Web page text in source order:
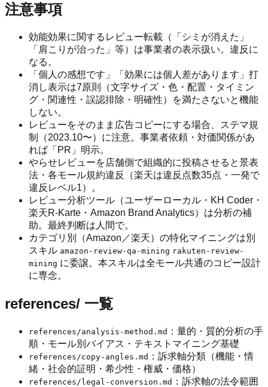
注意事項
効能効果に関するレビュー転載（「シミが消えた」
「肩こりが治った」等）は事業者の表示扱い。違反に
なる。
「個人の感想です」「効果には個人差があります」打
消し表示は7原則（文字サイズ・色・配置・タイミン
グ・関連性・誤認排除・明確性）を満たさないと機能
しない。
レビューをそのまま広告コピーにする場合、ステマ規
制（2023.10〜）に注意。事業者依頼・対価関係があ
れば「PR」明示。
やらせレビューを店舗側で組織的に投稿させると景表
法・各モール規約違反（楽天は違反点数35点・一発で
違反レベル1）。
レビュー分析ツール（ユーザーローカル・KH Coder・
楽天R-Karte・Amazon Brand Analytics）は分析の補
助。最終判断は人間で。
カテゴリ別（Amazon／楽天）の特化マイニングは別
スキル amazon-review-qa-mining rakuten-review-
mining に委譲。本スキルは全モール共通のコピー設計
に専念。
references/ 一覧
references/analysis-method.md ：量的・質的分析の手
順・モール別バイアス・テキストマイニング基礎
references/copy-angles.md ：訴求軸分類（機能・情
緒・社会的証明・希少性・権威・価格）
references/legal-conversion.md ：訴求軸の法令範囲